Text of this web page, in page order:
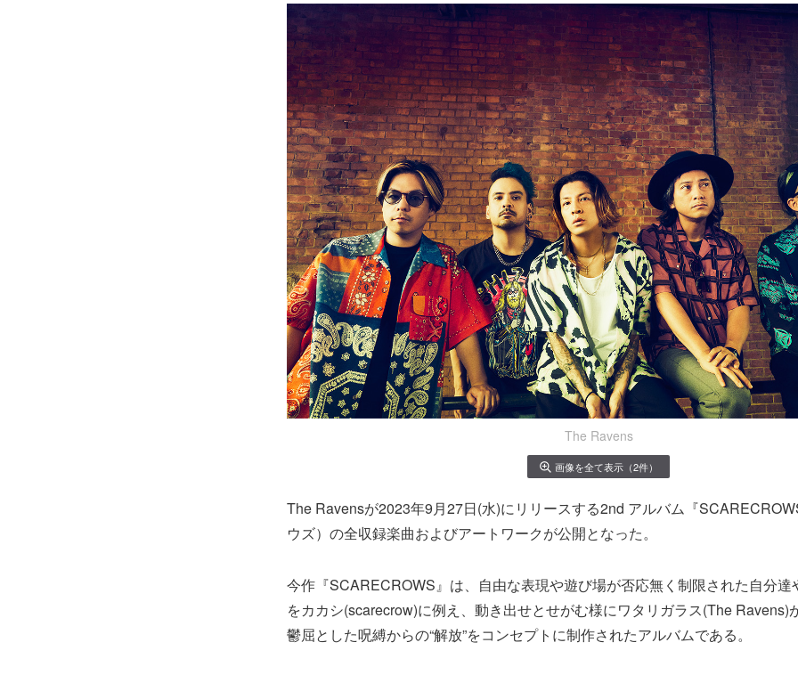
The Ravens
画像を全て表示（2件）
The Ravensが2023年9月27日(水)にリリースする2nd アルバム『
ウズ）の全収録楽曲およびアートワークが公開となった。
今作『SCARECROWS』は、自由な表現や遊び場が否応無く制限された自分達
をカカシ(scarecrow)に例え、動き出せとせがむ様にワタリガラス(The Ravens)
鬱屈とした呪縛からの“解放”をコンセプトに制作されたアルバムである。